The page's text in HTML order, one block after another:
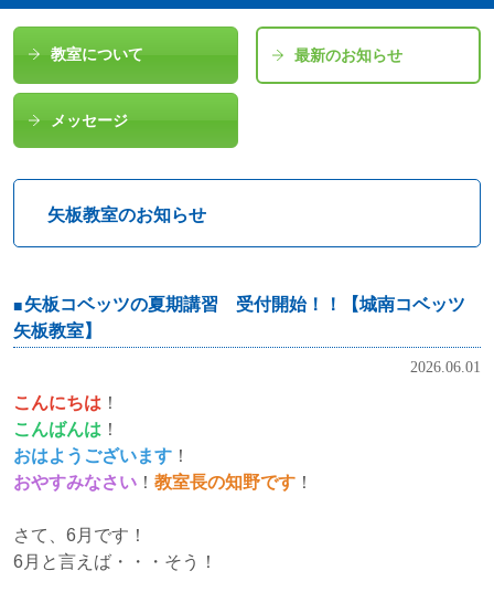
教室について 最新のお知らせ
メッセージ
矢板教室のお知らせ
矢板コベッツの夏期講習 受付開始！！【城南コベッツ
矢板教室】
2026.06.01
こんにちは ！
こんばんは ！
おはようございます ！
おやすみなさい ！ 教室長の知野です ！
さて、6月です！
6月と言えば・・・そう！